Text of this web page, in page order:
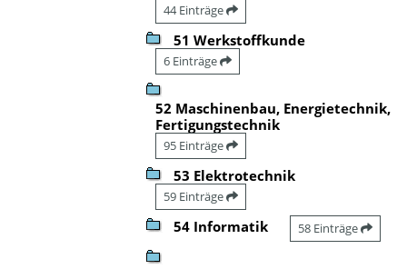
44 Einträge
51 Werkstoffkunde
6 Einträge
52 Maschinenbau, Energietechnik,
Fertigungstechnik
95 Einträge
53 Elektrotechnik
59 Einträge
54 Informatik 58 Einträge